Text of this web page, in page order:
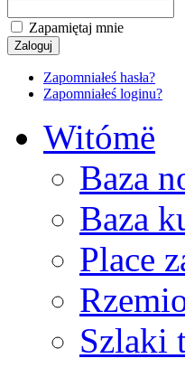
Zapamiętaj mnie
Zapomniałeś hasła?
Zapomniałeś loginu?
Witómë
Baza
Baza
Place
Szlaki